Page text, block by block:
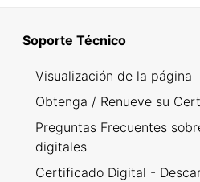
Soporte Técnico
Visualización de la página
Obtenga / Renueve su
Preguntas Frecuentes
digitales
Certificado Digital -